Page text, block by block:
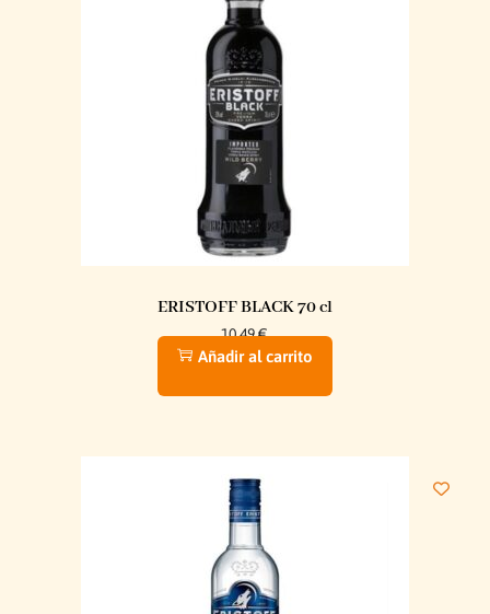
ERISTOFF BLACK 70 cl
10,49€
Añadir al carrito